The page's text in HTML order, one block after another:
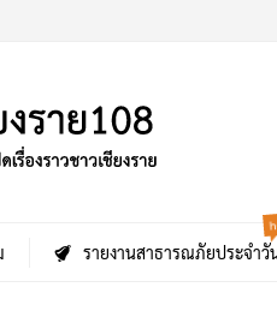
รายงานสาธารณภัยประจำวั